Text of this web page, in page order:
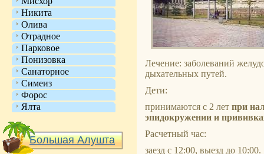
Никита
Олива
Отрадное
Парковое
Понизовка
Санаторное
Симеиз
Форос
Ялта
Большая Алушта
Лечение: заболеваний
дыхательных путей.
Дети:
принимаются с 2 лет при
эпидокружении и
Расчетный час:
заезд с 12:00, выезд до 10:00.